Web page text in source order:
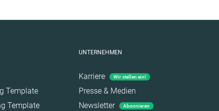
Template
Template
UNTERNEHMEN
Karriere Wir stellen ein!
Presse & Medien
Newsletter
Abonnieren